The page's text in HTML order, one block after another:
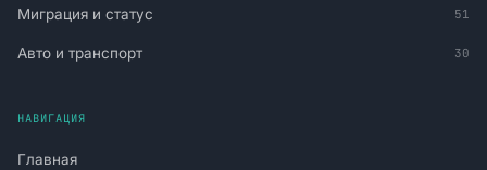
Миграция и статус 51
Авто и транспорт 30
НАВИГАЦИЯ
Главная